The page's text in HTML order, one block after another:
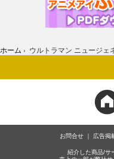
ホーム › ウルトラマン ニュージェ
お問合せ 広告掲
紹介した商品/サ